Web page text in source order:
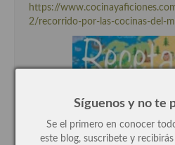
Recetas de fiesta, Navidad y días
Resumen tematicos de recetas
Cocina Americana
Cocina Argentina
https://
2/recorrido-por-las-cocinas-del-
Síguenos y no te
Se el primero en conocer
este blog, suscribete y